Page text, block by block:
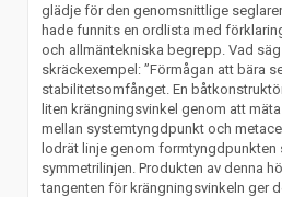
glädje för den genomsnittlige
hade funnits en ordlista med
och allmäntekniska begrepp. Vad
skräckexempel: ”Förmågan att bära
stabilitetsomfånget. En
liten krängningsvinkel genom att
mellan systemtyngdpunkt och
lodrät linje genom formtyngdpunkten
symmetrilinjen. Produkten av denna
tangenten för krängningsvinkeln ger